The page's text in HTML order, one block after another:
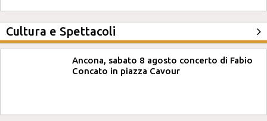
Cultura e Spettacoli
Ancona, sabato 8 agosto concerto di Fabio
Concato in piazza Cavour